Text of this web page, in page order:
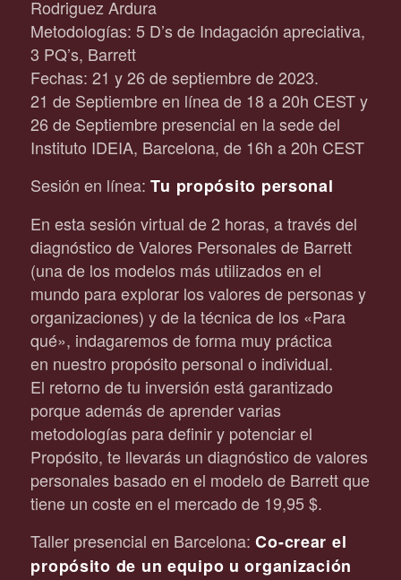
Rodriguez Ardura
Metodologías: 5 D’s de Indagación apreciativa,
3 PQ’s, Barrett
Fechas: 21 y 26 de septiembre de 2023.
21 de Septiembre en línea de 18 a 20h CEST y
26 de Septiembre presencial en la sede del
Instituto IDEIA, Barcelona, de 16h a 20h CEST
Sesión en línea:Tu propósito personal
En esta sesión virtual de 2 horas, a través del
diagnóstico de Valores Personales de Barrett
(una de los modelos más utilizados en el
mundo para explorar los valores de personas y
organizaciones) y de la técnica de los «Para
qué», indagaremos de forma muy práctica
en nuestro propósito personal o individual.
El retorno de tu inversión está garantizado
porque además de aprender varias
metodologías para definir y potenciar el
Propósito, te llevarás un diagnóstico de valores
personales basado en el modelo de Barrett que
tiene un coste en el mercado de 19,95 $.
Taller presencial en Barcelona:Co-crear el
propósito de un equipo u organización